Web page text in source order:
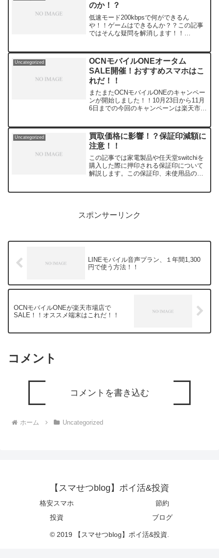
のか！？
低速モード200kbpsで何ができるん
や！！ゲームはできるんか？？この記事
ではそんな疑問を解消します！！
ードゲーム（DCG）⑤LINEゲーム⑥web
サイ...
Uncategorized
OCNモバイルONEオータム
SALE開催！おすすめスマホはこ
れだ！！
またまたOCNモバイルONEのキャンペー
ンが開始しました！！10月23日から11月
6日までの今回のキャンペーンは楽天市場
楽天市場やヤフーショッピング経由のス
マホ購入はお...
Uncategorized
買取価格に影響！？保証印減額に
注意！！
この記事では家電製品や任天堂switchiを
購入した際に押印される保証印について
解説します。この保証印、未使用品の買
スポンサーリンク
LINEモバイル音声プラン、１年間1,300
円で使う方法！！
OCNモバイルONEが楽天市場店で
SALE！！オススメ端末はこれだ！！
コメント
コメントを書き込む
ホーム Uncategorized
【スマせつblog】ポイ活&投資
格安スマホ
節約
投資
ブログ
© 2019 【スマせつblog】ポイ活&投資.